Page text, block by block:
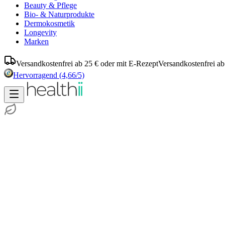
Beauty & Pflege
Bio- & Naturprodukte
Dermokosmetik
Longevity
Marken
Versandkostenfrei ab 25 € oder mit E-RezeptVersandkostenfrei
Hervorragend (4,66/5)